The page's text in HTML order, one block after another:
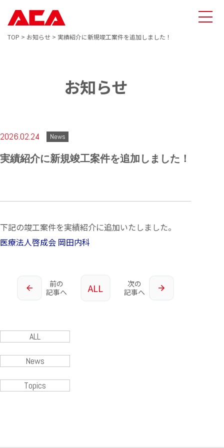
TOP > お知らせ > 実績紹介に新規竣工案件を追加しました！
お知らせ
2026.02.24 News
実績紹介に新規竣工案件を追加しました！
下記の竣工案件を実績紹介に追加いたしました。
医療法人啓成会 岡田内科
前の
記事へ
ALL
次の
記事へ
ALL
News
Topics